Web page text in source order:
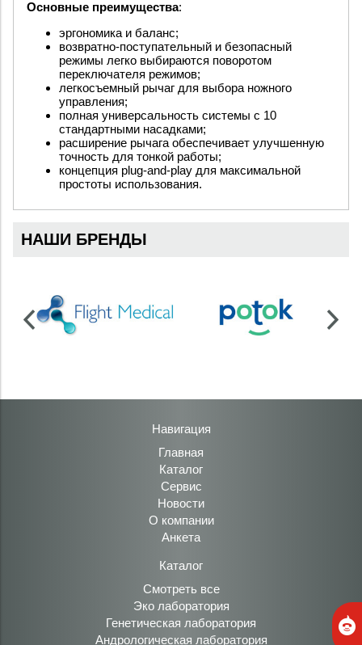
Основные преимущества:
эргономика и баланс;
возвратно-поступательный и безопасный
режимы легко выбираются поворотом
переключателя режимов;
легкосъемный рычаг для выбора ножного
управления;
полная универсальность системы с 10
стандартными насадками;
расширение рычага обеспечивает улучшенную
точность для тонкой работы;
концепция plug-and-play для максимальной
простоты использования.
НАШИ БРЕНДЫ
Навигация
Главная
Каталог
Сервис
Новости
О компании
Анкета
Каталог
Смотреть все
Эко лаборатория
Генетическая лаборатория
Андрологическая лаборатория